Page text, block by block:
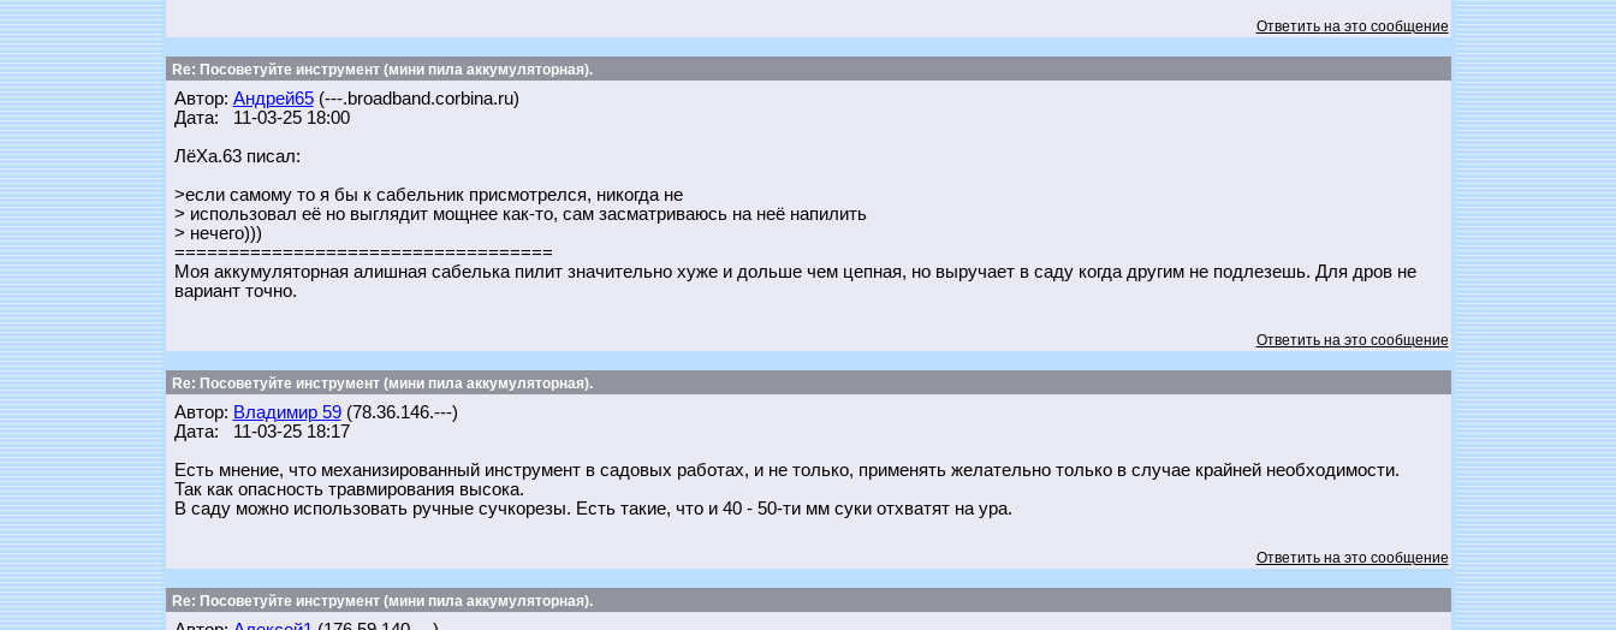
Ответить на это сообщение
Re: Посоветуйте инструмент (мини пила аккумуляторная).
Автор: Андрей65(---.broadband.corbina.ru)
Дата: 11-03-25 18:00
ЛёХа.63 писал:
>если самому то я бы к сабельник присмотрелся, никогда не
> использовал её но выглядит мощнее как-то, сам засматриваюсь на неё напилить
> нечего)))
===================================
Моя аккумуляторная алишная сабелька пилит значительно хуже и дольше чем цепная, но выручает в саду когда другим не подлезешь. Для дров не
вариант точно.
Ответить на это сообщение
Re: Посоветуйте инструмент (мини пила аккумуляторная).
Автор: Владимир 59(78.36.146.---)
Дата: 11-03-25 18:17
Есть мнение, что механизированный инструмент в садовых работах, и не только, применять желательно только в случае крайней необходимости.
Так как опасность травмирования высока.
В саду можно использовать ручные сучкорезы. Есть такие, что и 40 - 50-ти мм суки отхватят на ура.
Ответить на это сообщение
Re: Посоветуйте инструмент (мини пила аккумуляторная).